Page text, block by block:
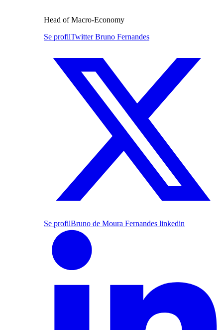
Head of Macro-Economy
Se profilTwitter Bruno Fernandes
Se profilBruno de Moura Fernandes linkedin